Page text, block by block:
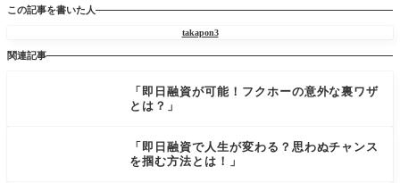
この記事を書いた人
takapon3
関連記事
「即日融資が可能！フクホーの意外な裏ワザ
とは？」
「即日融資で人生が変わる？思わぬチャンス
を掴む方法とは！」